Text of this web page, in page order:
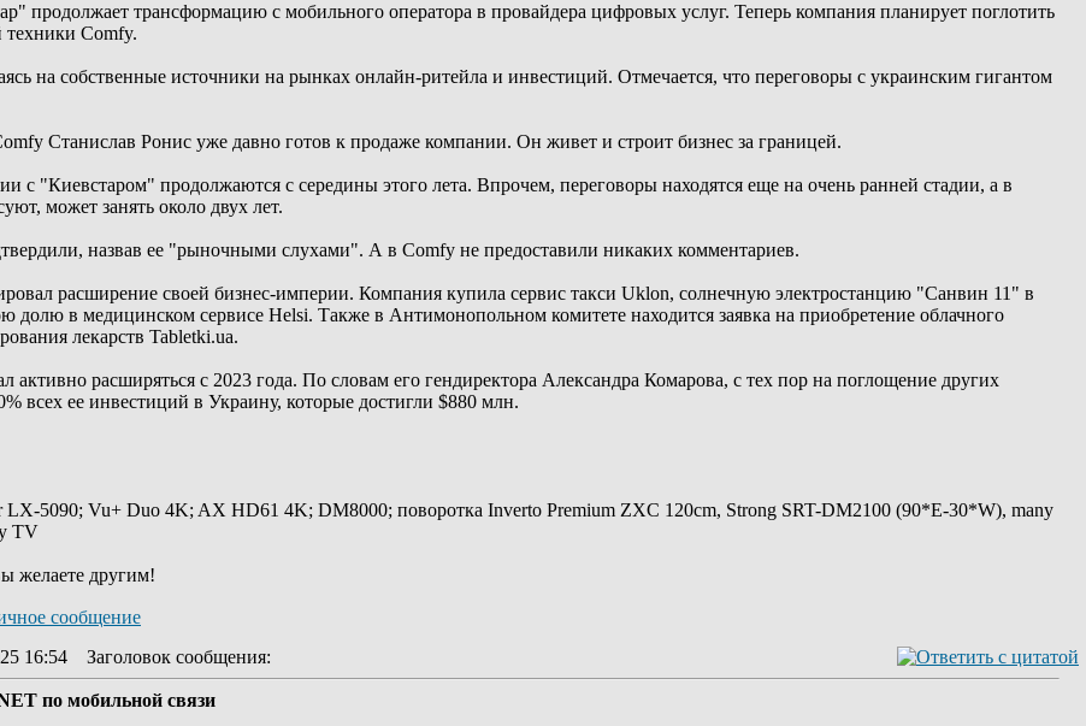
продолжает трансформацию с мобильного оператора в провайдера цифровых услуг. Теперь компания планирует поглотить
техники Comfy.
на собственные источники на рынках онлайн-ритейла и инвестиций. Отмечается, что переговоры с украинским гигантом
Станислав Ронис уже давно готов к продаже компании. Он живет и строит бизнес за границей.
с "Киевстаром" продолжаются с середины этого лета. Впрочем, переговоры находятся еще на очень ранней стадии, а в
может занять около двух лет.
назвав ее "рыночными слухами". А в Comfy не предоставили никаких комментариев.
расширение своей бизнес-империи. Компания купила сервис такси Uklon, солнечную электростанцию ​​"Санвин 11" в
долю в медицинском сервисе Helsi. Также в Антимонопольном комитете находится заявка на приобретение облачного
лекарств Tabletki.ua.
активно расширяться с 2023 года. По словам его гендиректора Александра Комарова, с тех пор на поглощение других
всех ее инвестиций в Украину, которые достигли $880 млн.
LX-5090; Vu+ Duo 4K; AX HD61 4K; DM8000; поворотка Inverto Premium ZXC 120cm, Strong SRT-DM2100 (90*E-30*W), many
TV
желаете другим!
16:54 Заголовок сообщения:
по мобильной связи